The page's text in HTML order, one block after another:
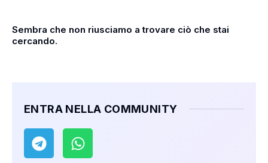
Sembra che non riusciamo a trovare ciò che stai
cercando.
ENTRA NELLA COMMUNITY